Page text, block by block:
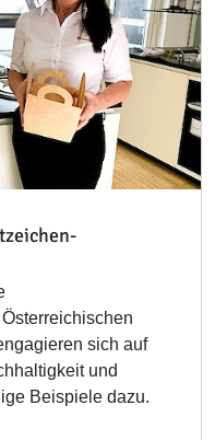
sich auf
und
Beispiele dazu.